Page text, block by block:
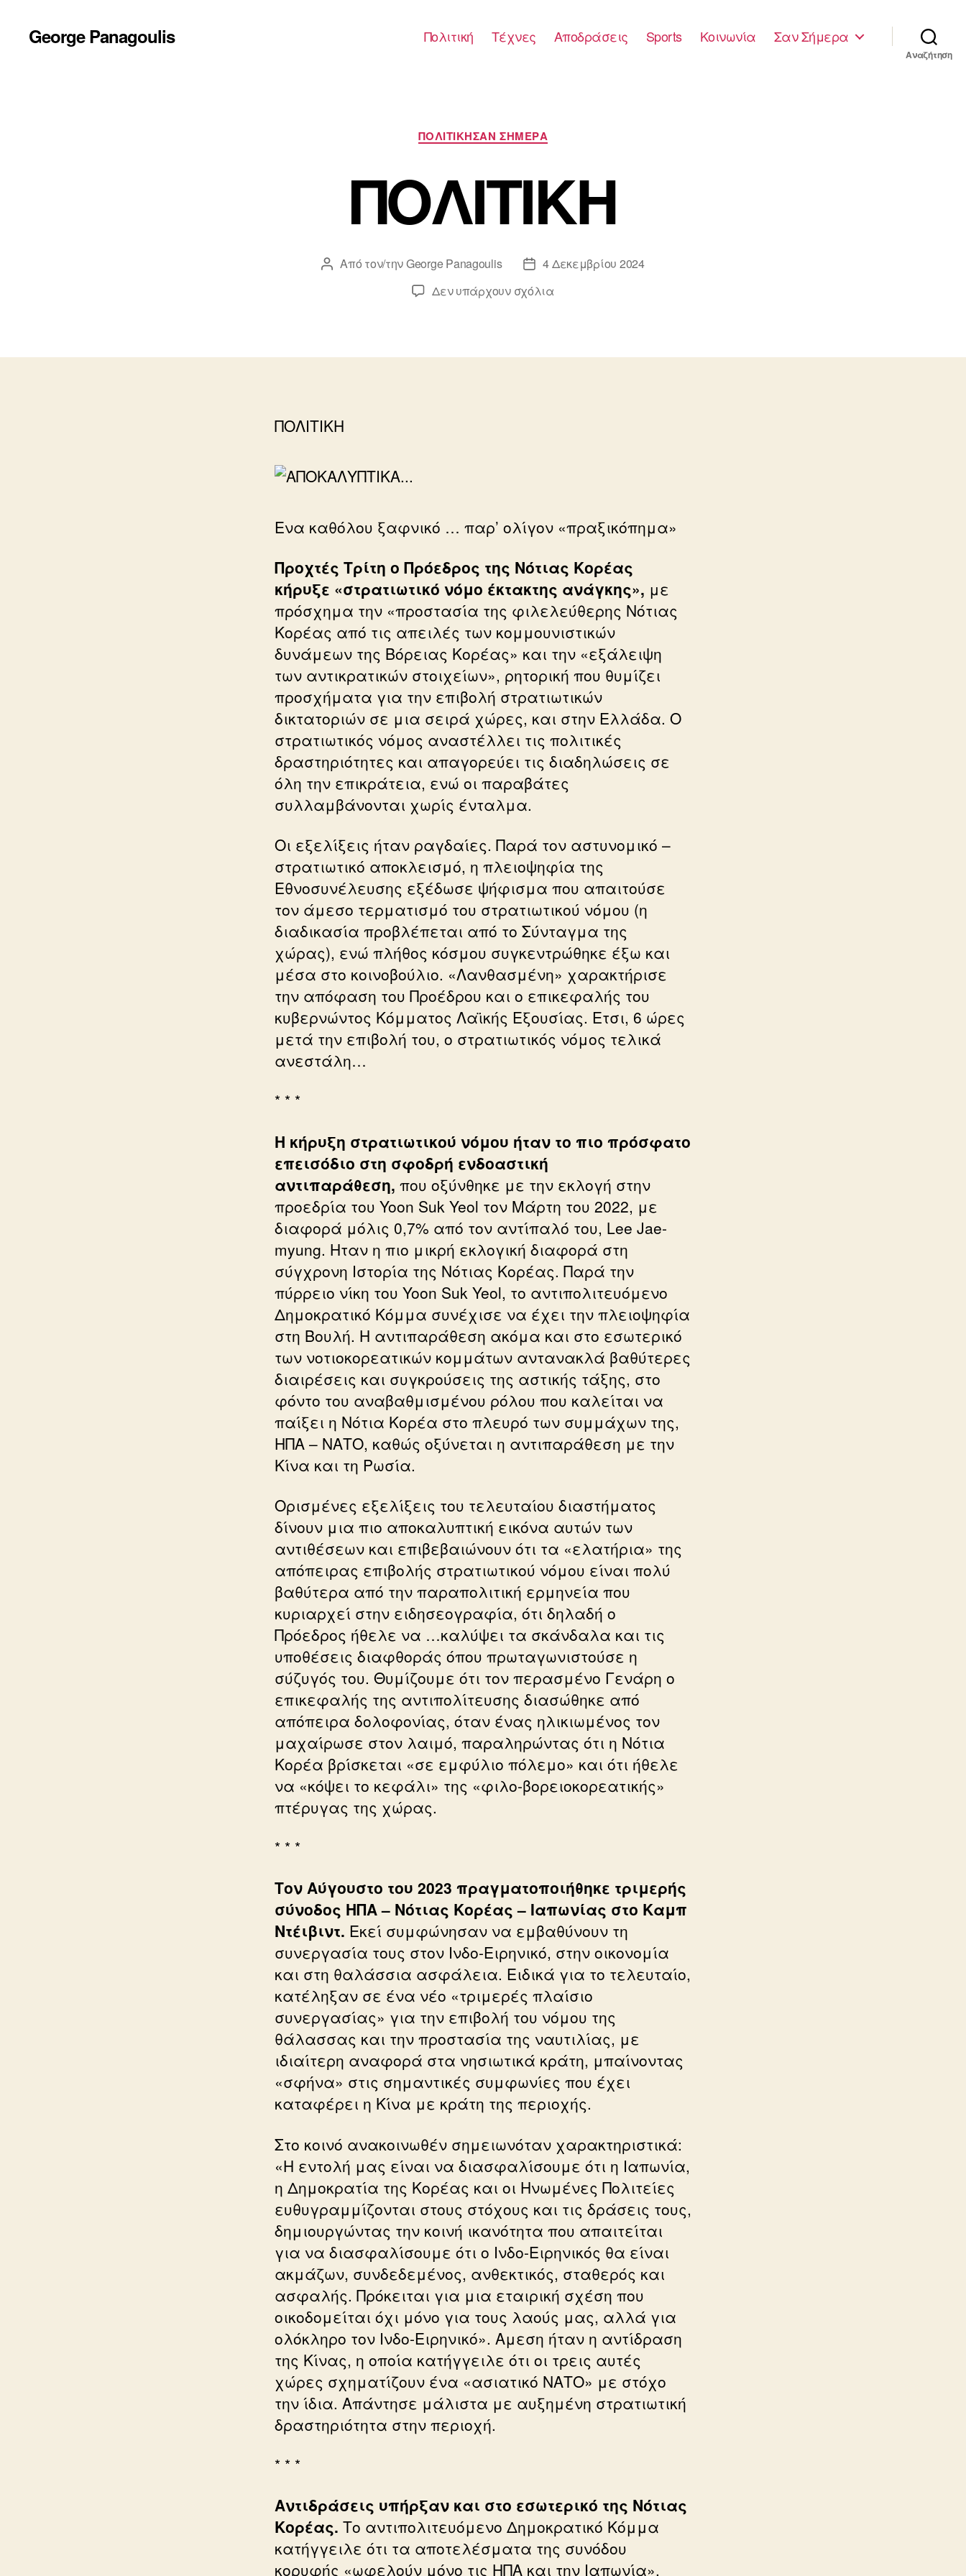
George Panagoulis Πολιτική Τέχνες Αποδράσεις Sports Κοινωνία Σαν Σήμερα
Αναζήτηση
Κατηγορίες
ΠΟΛΙΤΙΚΗΣΑΝ ΣΗΜΕΡΑ
ΠΟΛΙΤΙΚΗ
Συντάκτης
Από τον/τηνGeorge Panagoulis
Ημ.4 Δεκεμβρίου 2024
Δεν υπάρχουν σχόλιαστο
ΠΟΛΙΤΙΚΗ
Ενα καθόλου ξαφνικό … παρ’ ολίγον «πραξικόπημα»
Προχτές Τρίτη ο Πρόεδρος της Νότιας Κορέας
κήρυξε «στρατιωτικό νόμο έκτακτης ανάγκης», με
πρόσχημα την «προστασία της φιλελεύθερης Νότιας
Κορέας από τις απειλές των κομμουνιστικών
δυνάμεων της Βόρειας Κορέας» και την «εξάλειψη
των αντικρατικών στοιχείων», ρητορική που θυμίζει
προσχήματα για την επιβολή στρατιωτικών
δικτατοριών σε μια σειρά χώρες, και στην Ελλάδα. Ο
στρατιωτικός νόμος αναστέλλει τις πολιτικές
δραστηριότητες και απαγορεύει τις διαδηλώσεις σε
όλη την επικράτεια, ενώ οι παραβάτες
συλλαμβάνονται χωρίς ένταλμα.
Οι εξελίξεις ήταν ραγδαίες. Παρά τον αστυνομικό –
στρατιωτικό αποκλεισμό, η πλειοψηφία της
Εθνοσυνέλευσης εξέδωσε ψήφισμα που απαιτούσε
τον άμεσο τερματισμό του στρατιωτικού νόμου (η
διαδικασία προβλέπεται από το Σύνταγμα της
χώρας), ενώ πλήθος κόσμου συγκεντρώθηκε έξω και
μέσα στο κοινοβούλιο. «Λανθασμένη» χαρακτήρισε
την απόφαση του Προέδρου και ο επικεφαλής του
κυβερνώντος Κόμματος Λαϊκής Εξουσίας. Ετσι, 6 ώρες
μετά την επιβολή του, ο στρατιωτικός νόμος τελικά
ανεστάλη…
* * *
Η κήρυξη στρατιωτικού νόμου ήταν το πιο πρόσφατο
επεισόδιο στη σφοδρή ενδοαστική
αντιπαράθεση, που οξύνθηκε με την εκλογή στην
προεδρία του Yoon Suk Yeol τον Μάρτη του 2022, με
διαφορά μόλις 0,7% από τον αντίπαλό του, Lee Jae-
myung. Ηταν η πιο μικρή εκλογική διαφορά στη
σύγχρονη Ιστορία της Νότιας Κορέας. Παρά την
πύρρειο νίκη του Yoon Suk Yeol, το αντιπολιτευόμενο
Δημοκρατικό Κόμμα συνέχισε να έχει την πλειοψηφία
στη Βουλή. Η αντιπαράθεση ακόμα και στο εσωτερικό
των νοτιοκορεατικών κομμάτων αντανακλά βαθύτερες
διαιρέσεις και συγκρούσεις της αστικής τάξης, στο
φόντο του αναβαθμισμένου ρόλου που καλείται να
παίξει η Νότια Κορέα στο πλευρό των συμμάχων της,
ΗΠΑ – ΝΑΤΟ, καθώς οξύνεται η αντιπαράθεση με την
Κίνα και τη Ρωσία.
Ορισμένες εξελίξεις του τελευταίου διαστήματος
δίνουν μια πιο αποκαλυπτική εικόνα αυτών των
αντιθέσεων και επιβεβαιώνουν ότι τα «ελατήρια» της
απόπειρας επιβολής στρατιωτικού νόμου είναι πολύ
βαθύτερα από την παραπολιτική ερμηνεία που
κυριαρχεί στην ειδησεογραφία, ότι δηλαδή ο
Πρόεδρος ήθελε να …καλύψει τα σκάνδαλα και τις
υποθέσεις διαφθοράς όπου πρωταγωνιστούσε η
σύζυγός του. Θυμίζουμε ότι τον περασμένο Γενάρη ο
επικεφαλής της αντιπολίτευσης διασώθηκε από
απόπειρα δολοφονίας, όταν ένας ηλικιωμένος τον
μαχαίρωσε στον λαιμό, παραληρώντας ότι η Νότια
Κορέα βρίσκεται «σε εμφύλιο πόλεμο» και ότι ήθελε
να «κόψει το κεφάλι» της «φιλο-βορειοκορεατικής»
πτέρυγας της χώρας.
* * *
Τον Αύγουστο του 2023 πραγματοποιήθηκε τριμερής
σύνοδος ΗΠΑ – Νότιας Κορέας – Ιαπωνίας στο Καμπ
Ντέιβιντ. Εκεί συμφώνησαν να εμβαθύνουν τη
συνεργασία τους στον Ινδο-Ειρηνικό, στην οικονομία
και στη θαλάσσια ασφάλεια. Ειδικά για το τελευταίο,
κατέληξαν σε ένα νέο «τριμερές πλαίσιο
συνεργασίας» για την επιβολή του νόμου της
θάλασσας και την προστασία της ναυτιλίας, με
ιδιαίτερη αναφορά στα νησιωτικά κράτη, μπαίνοντας
«σφήνα» στις σημαντικές συμφωνίες που έχει
καταφέρει η Κίνα με κράτη της περιοχής.
Στο κοινό ανακοινωθέν σημειωνόταν χαρακτηριστικά:
«Η εντολή μας είναι να διασφαλίσουμε ότι η Ιαπωνία,
η Δημοκρατία της Κορέας και οι Ηνωμένες Πολιτείες
ευθυγραμμίζονται στους στόχους και τις δράσεις τους,
δημιουργώντας την κοινή ικανότητα που απαιτείται
για να διασφαλίσουμε ότι ο Ινδο-Ειρηνικός θα είναι
ακμάζων, συνδεδεμένος, ανθεκτικός, σταθερός και
ασφαλής. Πρόκειται για μια εταιρική σχέση που
οικοδομείται όχι μόνο για τους λαούς μας, αλλά για
ολόκληρο τον Ινδο-Ειρηνικό». Αμεση ήταν η αντίδραση
της Κίνας, η οποία κατήγγειλε ότι οι τρεις αυτές
χώρες σχηματίζουν ένα «ασιατικό ΝΑΤΟ» με στόχο
την ίδια. Απάντησε μάλιστα με αυξημένη στρατιωτική
δραστηριότητα στην περιοχή.
* * *
Αντιδράσεις υπήρξαν και στο εσωτερικό της Νότιας
Κορέας. Το αντιπολιτευόμενο Δημοκρατικό Κόμμα
κατήγγειλε ότι τα αποτελέσματα της συνόδου
κορυφής «ωφελούν μόνο τις ΗΠΑ και την Ιαπωνία».